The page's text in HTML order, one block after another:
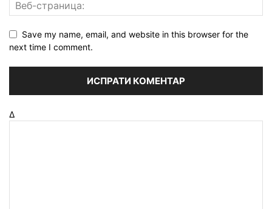
Save my name, email, and website in this browser for the
next time I comment.
Δ